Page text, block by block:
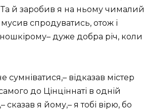
й заробив я на ньому чималий
спродуватись, отож і
дуже добра річ, коли
відказав містер
до Цінціннаті в одній
сказав я йому,– я тобі вірю, бо